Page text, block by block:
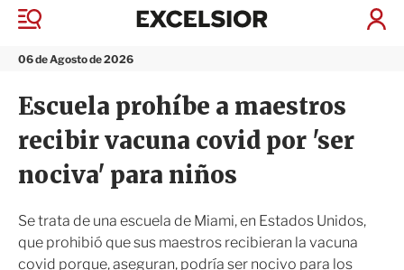
M
n
06 de Agosto de 2026
I
x
i
Escuela prohíbe a maestros
recibir vacuna covid por 'ser
nociva' para niños
Se trata de una escuela de Miami, en Estados Unidos,
que prohibió que sus maestros recibieran la vacuna
covid porque, aseguran, podría ser nocivo para los